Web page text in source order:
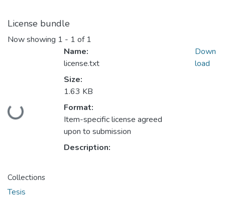
License bundle
Now showing 1 - 1 of 1
Loading...
Name:
license.txt
Size:
1.63 KB
Format:
Item-specific license agreed
upon to submission
Description:
Down
load
Collections
Tesis